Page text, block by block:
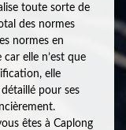
toute sorte de
des normes
normes en
elle n’est que
elle
pour ses
êtes à Caplong